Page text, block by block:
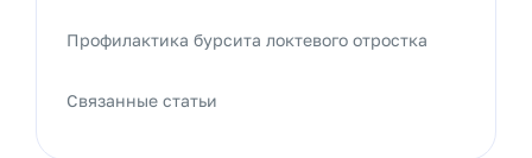
Профилактика бурсита локтевого отростка
Связанные статьи